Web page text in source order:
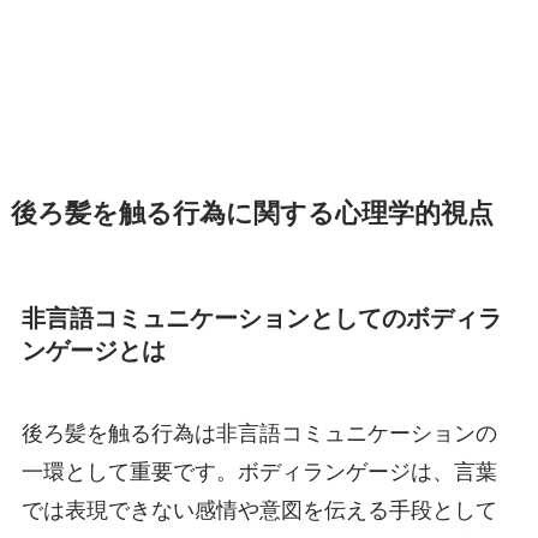
後ろ髪を触る行為に関する心理学的視点
非言語コミュニケーションとしてのボディラ
ンゲージとは
後ろ髪を触る行為は非言語コミュニケーションの
一環として重要です。ボディランゲージは、言葉
では表現できない感情や意図を伝える手段として